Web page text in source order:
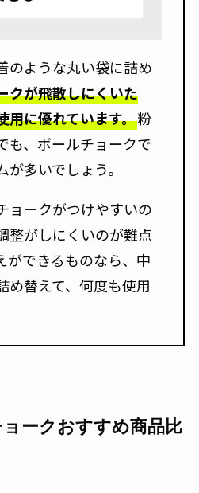
のような丸い袋に詰め
クが飛散しにくいた
用に優れています。粉
も、ボールチョークで
多いでしょう。
ョークがつけやすいの
整がしにくいのが難点
ができるものなら、中
め替えて、何度も使用
ークおすすめ商品比